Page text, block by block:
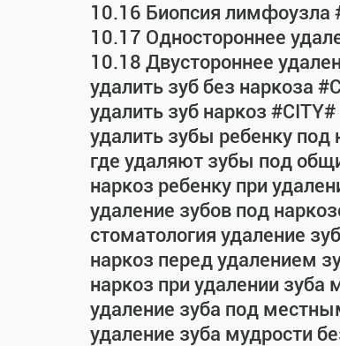
10.16 Биопсия лимфоузла
10.17 Одностороннее
10.18 Двустороннее
удалить зуб без наркоза
удалить зуб наркоз #CITY#
удалить зубы ребенку под
где удаляют зубы под
наркоз ребенку при
удаление зубов под
стоматология удаление
наркоз перед удалением
наркоз при удалении зуба
удаление зуба под
удаление зуба мудрости